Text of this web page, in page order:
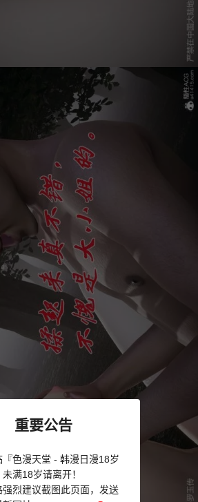
重要公告
『色漫天堂 - 韩漫日漫18岁
满18岁请离开！
强烈建议截图此页面，发送